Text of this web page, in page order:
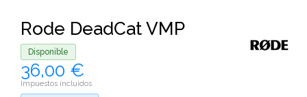
Rode DeadCat VMP
Disponible
36,00 €
Impuestos incluidos